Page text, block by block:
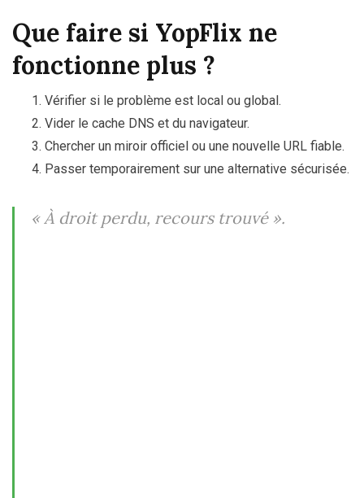
Que faire si YopFlix ne
fonctionne plus ?
Vérifier si le problème est local ou global.
Vider le cache DNS et du navigateur.
Chercher un miroir officiel ou une nouvelle URL fiable.
Passer temporairement sur une alternative sécurisée.
« À droit perdu, recours trouvé ».